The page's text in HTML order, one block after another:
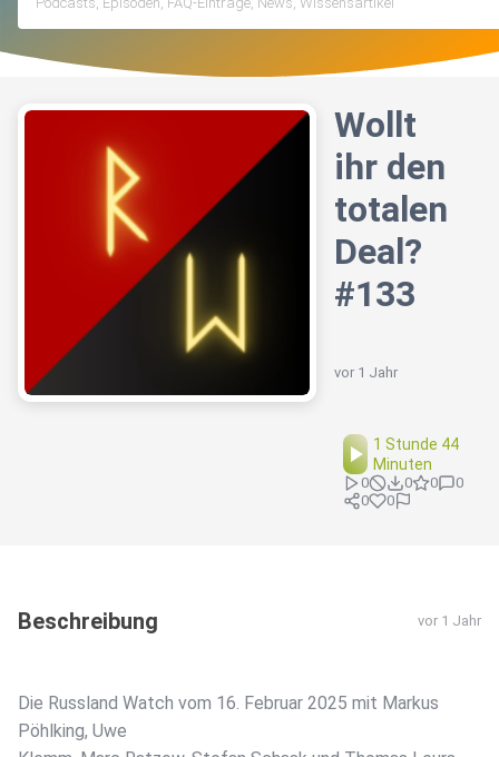
Wollt
ihr den
totalen
Deal?
#133
vor 1 Jahr
1 Stunde 44
Minuten
0 0 0
0
0
0
Beschreibung vor 1 Jahr
Die Russland Watch vom 16. Februar 2025 mit Markus
Pöhlking, Uwe